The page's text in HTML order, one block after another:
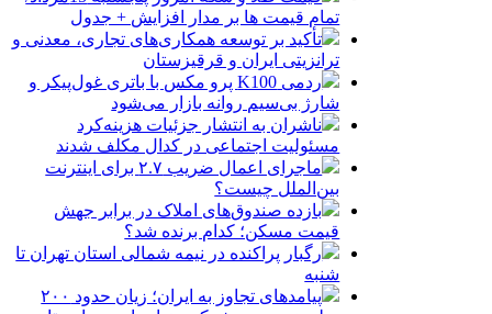
تمام قیمت ها بر مدار افزایش + جدول
تأکید بر توسعه همکاری‌های تجاری، معدنی و
ترانزیتی ایران و قرقیزستان
ردمی K100 پرو مکس با باتری غول‌پیکر و
شارژ بی‌سیم روانه بازار می‌شود
ناشران به انتشار جزئیات هزینه‌کرد
مسئولیت اجتماعی در کدال مکلف شدند
ماجرای اعمال ضریب ۲.۷ برای اینترنت
بین‌الملل چیست؟
بازده صندوق‌های املاک در برابر جهش
قیمت مسکن؛ کدام برنده شد؟
رگبار پراکنده در نیمه شمالی استان تهران تا
شنبه
پیامدهای تجاوز به ایران؛ زیان حدود ۲۰۰